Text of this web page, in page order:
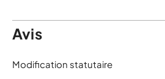
Avis
Modification statutaire